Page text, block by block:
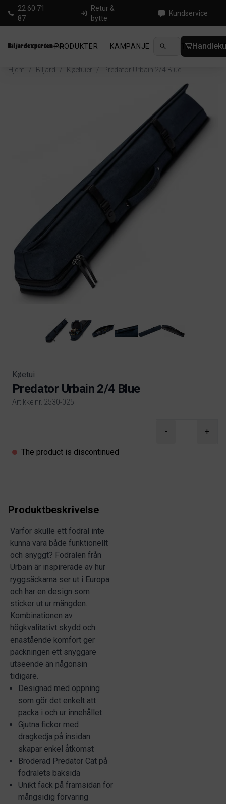
22 60 71
87
Retur &
bytte
Kundservice
PRODUKTER KAMPANJE NYHETER
Hjem / Biljard / Køetuier / Predator Urbain 2/4 Blue
Køetui
Predator Urbain 2/4 Blue
Artikkelnr. 2530-025
- +
The product is discontinued
Produktbeskrivelse
Varför skulle ett fodral inte
kunna vara både funktionellt
och snyggt? Fodralen från
Urbain är inspirerade av hur
ryggsäckarna ser ut i Europa
och har en design som
sticker ut ur mängden.
Kombinationen av
högkvalitativt skydd och
enastående komfort ger
packningen ett snyggare
utseende än någonsin
tidigare.
Designad med öppning
som gör det enkelt att
packa i och ur innehållet
Gjutna fickor med
dragkedja på insidan
skapar enkel åtkomst
Broderad Predator Cat på
fodralets baksida
Unikt fack på framsidan för
mångsidig förvaring